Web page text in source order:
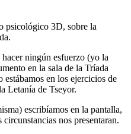
psicológico 3D, sobre la
ningún esfuerzo (yo la
en la sala de la Tríada
en los ejercicios de
Letanía de Tseyor.
escribíamos en la pantalla,
nos presentaran.